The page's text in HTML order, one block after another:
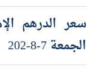
سعر الدرهم
الجمعة 7-8-202